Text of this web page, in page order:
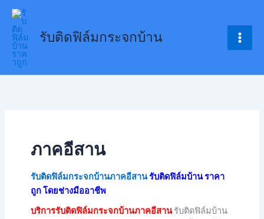
Skip
content
รับติดฟิล์มกระจกบ้าน
ภาคอีสาน
รับติดฟิล์มกระจกบ้านภาคอีสานรับติดฟิล์มบ้าน ราคา
ถูก โดยช่างมืออาชีพ
บริการรับติดฟิล์มกระจกบ้านภาคอีสาน รับติดฟิล์มบ้าน